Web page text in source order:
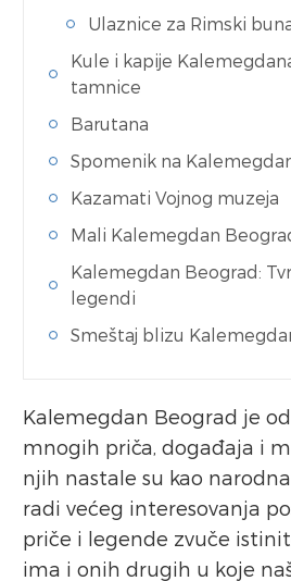
Ulaznice za Rimski
Kule i kapije
tamnice
Barutana
Spomenik na
Kazamati Vojnog muzeja
Mali Kalemegdan
Kalemegdan Beograd:
legendi
Smeštaj blizu
Kalemegdan Beograd je
mnogih priča, događaja i
njih nastale su kao
radi većeg interesovanja
priče i legende zvuče
ima i onih drugih u koje